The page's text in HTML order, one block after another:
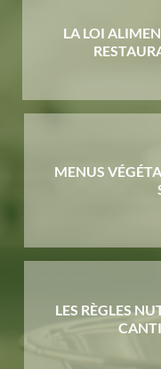
LA LOI
MENUS
LES RÈGLES